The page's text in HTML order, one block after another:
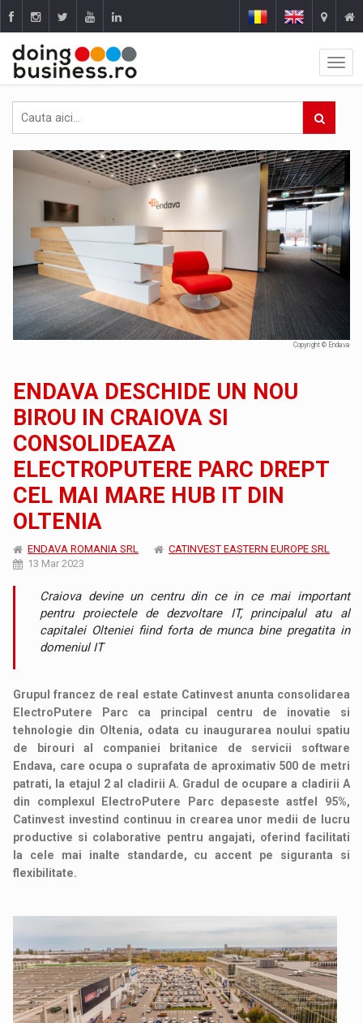
Copyright © Endava
ENDAVA DESCHIDE UN NOU
BIROU IN CRAIOVA SI
CONSOLIDEAZA
ELECTROPUTERE PARC DREPT
CEL MAI MARE HUB IT DIN
OLTENIA
ENDAVA ROMANIA SRL
CATINVEST EASTERN EUROPE SRL
13 Mar 2023
Craiova devine un centru din ce in ce mai important
pentru proiectele de dezvoltare IT, principalul atu al
capitalei Olteniei fiind forta de munca bine pregatita in
domeniul IT
Grupul francez de real estate Catinvest anunta consolidarea
ElectroPutere Parc ca principal centru de inovatie si
tehnologie din Oltenia, odata cu inaugurarea noului spatiu
de birouri al companiei britanice de servicii software
Endava, care ocupa o suprafata de aproximativ 500 de metri
patrati, la etajul 2 al cladirii A. Gradul de ocupare a cladirii A
din complexul ElectroPutere Parc depaseste astfel 95%,
Catinvest investind continuu in crearea unor medii de lucru
productive si colaborative pentru angajati, oferind facilitati
la cele mai inalte standarde, cu accent pe siguranta si
flexibilitate.